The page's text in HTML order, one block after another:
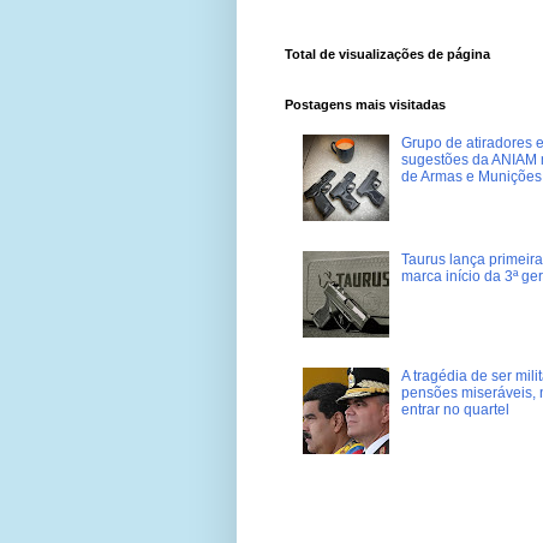
Total de visualizações de página
Postagens mais visitadas
Grupo de atiradores
sugestões da
de Armas e Munições
Taurus lança
marca início da 3ª
A tragédia de ser
pensões miseráveis,
entrar no quartel